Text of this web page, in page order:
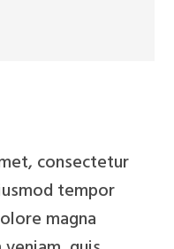
consectetur
tempor
magna